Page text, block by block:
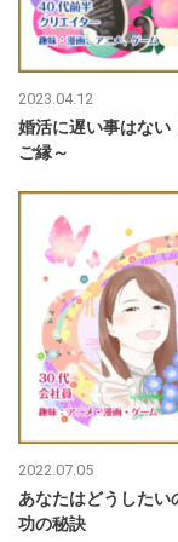
2023.04.12
婚活に遅い事はない
ご縁～
2022.07.05
あなたはどうした
功の秘訣